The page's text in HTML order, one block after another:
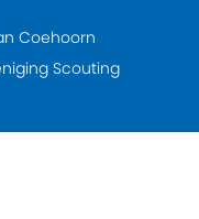
Coehoorn
Scouting